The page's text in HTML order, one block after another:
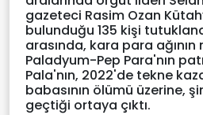
gazeteci Rasim Ozan
bulunduğu 135 kişi
arasında, kara para
Paladyum-Pep Para'nın
Pala'nın, 2022'de tekne
babasının ölümü üzerine,
geçtiği ortaya çıktı.